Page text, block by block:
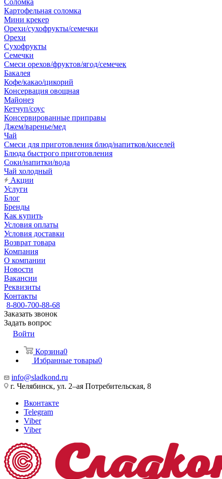
Соломка
Картофельная соломка
Мини крекер
Орехи/сухофрукты/семечки
Орехи
Сухофрукты
Семечки
Смеси орехов/фруктов/ягод/семечек
Бакалея
Кофе/какао/цикорий
Консервация овощная
Майонез
Кетчуп/соус
Консервированные приправы
Джем/варенье/мед
Чай
Смеси для приготовления блюд/напитков/киселей
Блюда быстрого приготовления
Соки/напитки/вода
Чай холодный
Акции
Услуги
Блог
Бренды
Как купить
Условия оплаты
Условия доставки
Возврат товара
Компания
О компании
Новости
Вакансии
Реквизиты
Контакты
8-800-700-88-68
Заказать звонок
Задать вопрос
Войти
Корзина0
Избранные товары0
info@sladkond.ru
г. Челябинск, ул. 2–ая Потребительская, 8
Вконтакте
Telegram
Viber
Viber